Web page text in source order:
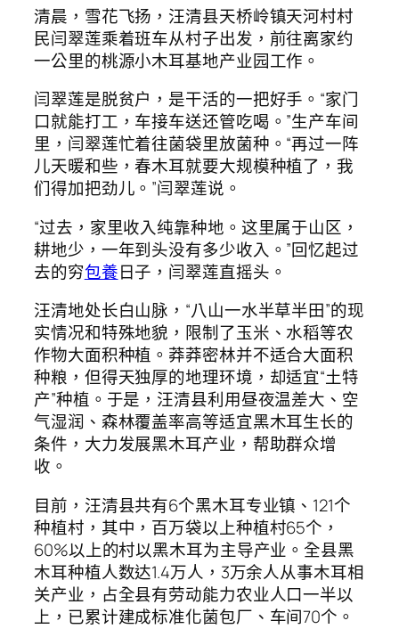
清晨，雪花飞扬，汪清县天桥岭镇天河村村
民闫翠莲乘着班车从村子出发，前往离家约
一公里的桃源小木耳基地产业园工作。
闫翠莲是脱贫户，是干活的一把好手。“家门
口就能打工，车接车送还管吃喝。”生产车间
里，闫翠莲忙着往菌袋里放菌种。“再过一阵
儿天暖和些，春木耳就要大规模种植了，我
们得加把劲儿。”闫翠莲说。
“过去，家里收入纯靠种地。这里属于山区，
耕地少，一年到头没有多少收入。”回忆起过
去的穷包養日子，闫翠莲直摇头。
汪清地处长白山脉，“八山一水半草半田”的现
实情况和特殊地貌，限制了玉米、水稻等农
作物大面积种植。莽莽密林并不适合大面积
种粮，但得天独厚的地理环境，却适宜“土特
产”种植。于是，汪清县利用昼夜温差大、空
气湿润、森林覆盖率高等适宜黑木耳生长的
条件，大力发展黑木耳产业，帮助群众增
收。
目前，汪清县共有6个黑木耳专业镇、121个
种植村，其中，百万袋以上种植村65个，
60%以上的村以黑木耳为主导产业。全县黑
木耳种植人数达1.4万人，3万余人从事木耳相
关产业，占全县有劳动能力农业人口一半以
上，已累计建成标准化菌包厂、车间70个。